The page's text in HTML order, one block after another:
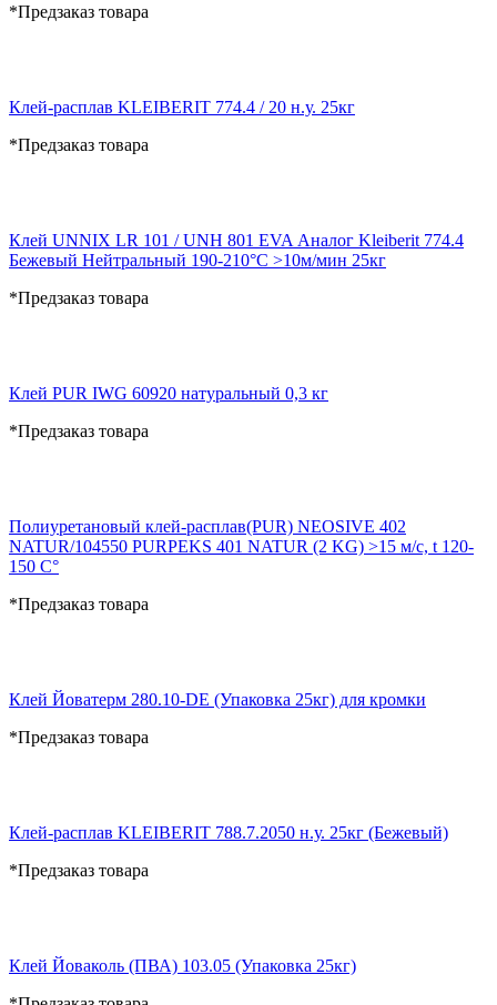
*Предзаказ товара
Клей-расплав KLEIBERIT 774.4 / 20 н.у. 25кг
*Предзаказ товара
Клей UNNIX LR 101 / UNH 801 EVA Аналог Kleiberit 774.4
Бежевый Нейтральный 190-210°С >10м/мин 25кг
*Предзаказ товара
Клей PUR IWG 60920 натуральный 0,3 кг
*Предзаказ товара
Полиуретановый клей-расплав(PUR) NEOSIVE 402
NATUR/104550 PURPEKS 401 NATUR (2 KG) >15 м/c, t 120-
150 C°
*Предзаказ товара
Клей Йоватерм 280.10-DE (Упаковка 25кг) для кромки
*Предзаказ товара
Клей-расплав KLEIBERIT 788.7.2050 н.у. 25кг (Бежевый)
*Предзаказ товара
Клей Йоваколь (ПВА) 103.05 (Упаковка 25кг)